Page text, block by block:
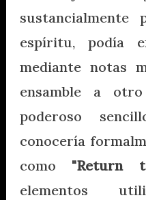
espíritu, podía
mediante notas
ensamble a
poderoso
conocería
como "Return
elementos